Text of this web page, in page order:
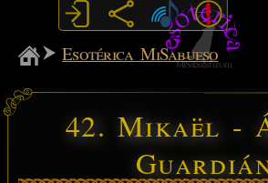
MiSabueso
Esotérica MiSabueso
42. Mikaël -